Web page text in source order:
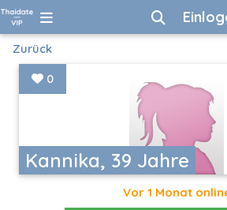
Zurück
Kannika, 39 Jahre
0
Vor 1 Monat